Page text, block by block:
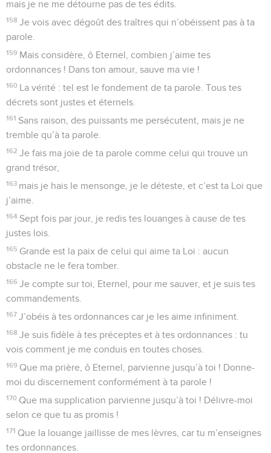
mais je ne me détourne pas de tes édits.
158 Je vois avec dégoût des traîtres qui n’obéissent pas à ta
parole.
159 Mais considère, ô Eternel, combien j’aime tes
ordonnances ! Dans ton amour, sauve ma vie !
160 La vérité : tel est le fondement de ta parole. Tous tes
décrets sont justes et éternels.
161 Sans raison, des puissants me persécutent, mais je ne
tremble qu’à ta parole.
162 Je fais ma joie de ta parole comme celui qui trouve un
grand trésor,
163 mais je hais le mensonge, je le déteste, et c’est ta Loi que
j’aime.
164 Sept fois par jour, je redis tes louanges à cause de tes
justes lois.
165 Grande est la paix de celui qui aime ta Loi : aucun
obstacle ne le fera tomber.
166 Je compte sur toi, Eternel, pour me sauver, et je suis tes
commandements.
167 J’obéis à tes ordonnances car je les aime infiniment.
168 Je suis fidèle à tes préceptes et à tes ordonnances : tu
vois comment je me conduis en toutes choses.
169 Que ma prière, ô Eternel, parvienne jusqu’à toi ! Donne-
moi du discernement conformément à ta parole !
170 Que ma supplication parvienne jusqu’à toi ! Délivre-moi
selon ce que tu as promis !
171 Que la louange jaillisse de mes lèvres, car tu m’enseignes
tes ordonnances.